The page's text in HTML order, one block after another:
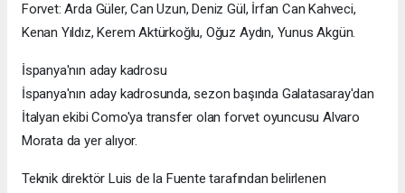
Forvet: Arda Güler, Can Uzun, Deniz Gül, İrfan Can Kahveci,
Kenan Yıldız, Kerem Aktürkoğlu, Oğuz Aydın, Yunus Akgün.
İspanya'nın aday kadrosu
İspanya'nın aday kadrosunda, sezon başında Galatasaray'dan
İtalyan ekibi Como'ya transfer olan forvet oyuncusu Alvaro
Morata da yer alıyor.
Teknik direktör Luis de la Fuente tarafından belirlenen